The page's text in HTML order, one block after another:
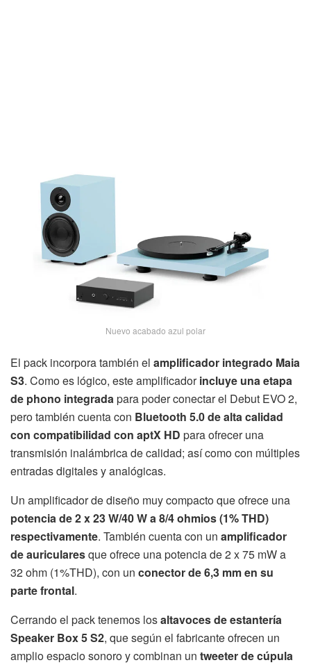
Nuevo acabado azul polar
El pack incorpora también el amplificador integrado Maia
S3. Como es lógico, este amplificadorincluye una etapa
de phono integradapara poder conectar el Debut EVO 2,
pero también cuenta con Bluetooth 5.0 de alta calidad
con compatibilidad con aptX HD para ofrecer una
transmisión inalámbrica de calidad; así como con múltiples
entradas digitales y analógicas.
Un amplificador de diseño muy compacto que ofrece una
potencia de 2 x 23 W/40 W a 8/4 ohmios (1% THD)
respectivamente. También cuenta con un amplificador
de auricularesque ofrece una potencia de 2 x 75 mW a
32 ohm (1%THD), con un conector de 6,3 mm en su
parte frontal.
Cerrando el pack tenemos losaltavoces de estantería
Speaker Box 5 S2, que según el fabricante ofrecen un
amplio espacio sonoro y combinan un tweeter de cúpula